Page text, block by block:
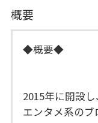
概要
◆概要◆
2015年に開設
エンタメ系のブ